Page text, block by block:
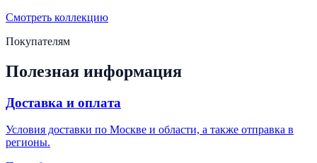
Смотреть коллекцию
Покупателям
Полезная информация
Доставка и оплата
Условия доставки по Москве и области, а также отправка в
регионы.